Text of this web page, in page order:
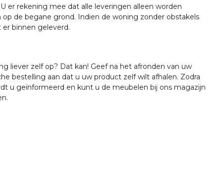
er rekening mee dat alle leveringen alleen worden
de begane grond. Indien de woning zonder obstakels
er binnen geleverd.
liever zelf op? Dat kan! Geef na het afronden van uw
bestelling aan dat u uw product zelf wilt afhalen. Zodra
u geïnformeerd en kunt u de meubelen bij ons magazijn